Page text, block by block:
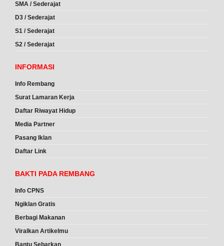
SMA / Sederajat
D3 / Sederajat
S1 / Sederajat
S2 / Sederajat
INFORMASI
Info Rembang
Surat Lamaran Kerja
Daftar Riwayat Hidup
Media Partner
Pasang Iklan
Daftar Link
BAKTI PADA REMBANG
Info CPNS
Ngiklan Gratis
Berbagi Makanan
Viralkan Artikelmu